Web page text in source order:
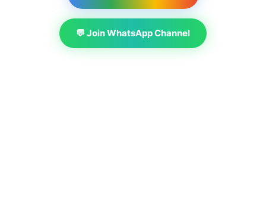
💬 Join WhatsApp Channel